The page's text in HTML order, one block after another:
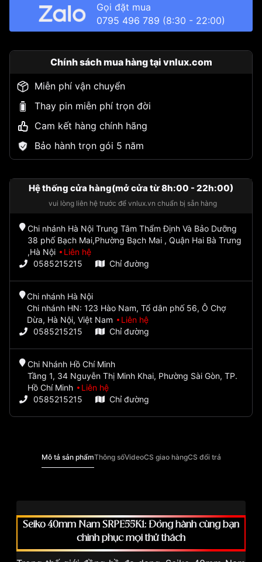
Gọi đặt mua
0795 496 789 (8:30 - 22:00)
Chính sách mua hàng tại vnlux.com
Miễn phí vận chuyển
Thay pin miễn phí trọn đời
Cam kết hàng chính hãng
Bảo hành trọn gói 5 năm
Hệ thống cửa hàng(mở cửa từ 8h:00 - 22h:00)
vui lòng liên hệ trước để vnlux.vn chuẩn bị sẵn hàng
Chi nhánh Hà Nội Trung Tâm Thẩm Định Và Bảo Dưỡng
38 phố Bạch Mai,Phường Bạch Mai , Quận Hai Bà Trưng
,Hà Nội
Liên hệ
0585215215
Chỉ đường
Chi nhánh Hà Nội
Chi nhánh HN: 123 Hào Nam, Tổ dân phố 56, Ô Chợ
Dừa, Hà Nội, Việt Nam
Liên hệ
0585215215
Chỉ đường
Chi Nhánh Hồ Chí Minh
Tầng 1, 34 Nguyễn Thị Minh Khai, Phường Sài Gòn, TP.
Hồ Chí Minh
Liên hệ
0585215215
Chỉ đường
Mô tả sản phẩmThông sốVideoCS giao hàngCS đổi trả
Seiko 40mm Nam SRPE55K1: Đồng hành cùng bạn
chinh phục mọi thử thách